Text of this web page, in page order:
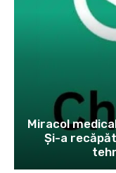
Miracol
Și-a